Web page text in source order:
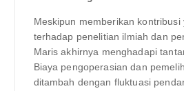
Meskipun memberikan kontribusi
terhadap penelitian ilmiah dan
Maris akhirnya menghadapi
Biaya pengoperasian dan
ditambah dengan fluktuasi